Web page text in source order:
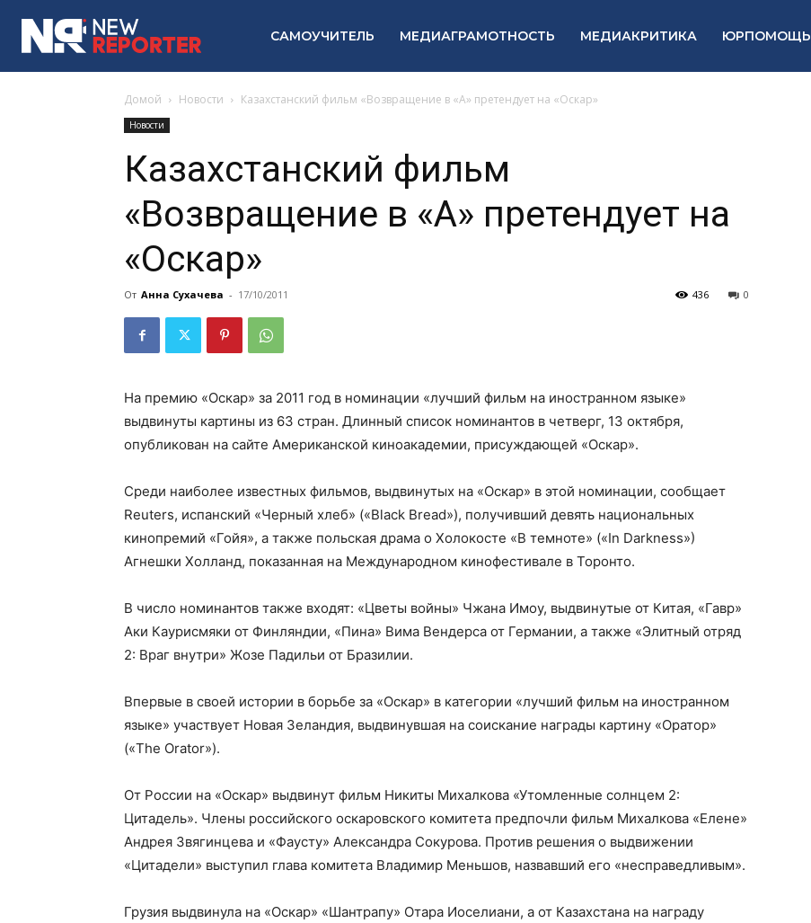
САМОУЧИТЕЛЬ МЕДИАГРАМОТНОСТЬ МЕДИАКРИТИКА ЮРПОМОЩЬ
Домой Новости Казахстанский фильм «Возвращение в «А» претендует на «Оскар»
Новости
Казахстанский фильм
«Возвращение в «А» претендует на
«Оскар»
От Анна Сухачева - 17/10/2011 0
436
На премию «Оскар» за 2011 год в номинации «лучший фильм на иностранном языке»
выдвинуты картины из 63 стран. Длинный список номинантов в четверг, 13 октября,
опубликован на сайте Американской киноакадемии, присуждающей «Оскар».
Среди наиболее известных фильмов, выдвинутых на «Оскар» в этой номинации, сообщает
Reuters, испанский «Черный хлеб» («Black Bread»), получивший девять национальных
кинопремий «Гойя», а также польская драма о Холокосте «В темноте» («In Darkness»)
Агнешки Холланд, показанная на Международном кинофестивале в Торонто.
В число номинантов также входят: «Цветы войны» Чжана Имоу, выдвинутые от Китая, «Гавр»
Аки Каурисмяки от Финляндии, «Пина» Вима Вендерса от Германии, а также «Элитный отряд
2: Враг внутри» Жозе Падильи от Бразилии.
Впервые в своей истории в борьбе за «Оскар» в категории «лучший фильм на иностранном
языке» участвует Новая Зеландия, выдвинувшая на соискание награды картину «Оратор»
(«The Orator»).
От России на «Оскар» выдвинут фильм Никиты Михалкова «Утомленные солнцем 2:
Цитадель». Члены российского оскаровского комитета предпочли фильм Михалкова «Елене»
Андрея Звягинцева и «Фаусту» Александра Сокурова. Против решения о выдвижении
«Цитадели» выступил глава комитета Владимир Меньшов, назвавший его «несправедливым».
Грузия выдвинула на «Оскар» «Шантрапу» Отара Иоселиани, а от Казахстана на награду